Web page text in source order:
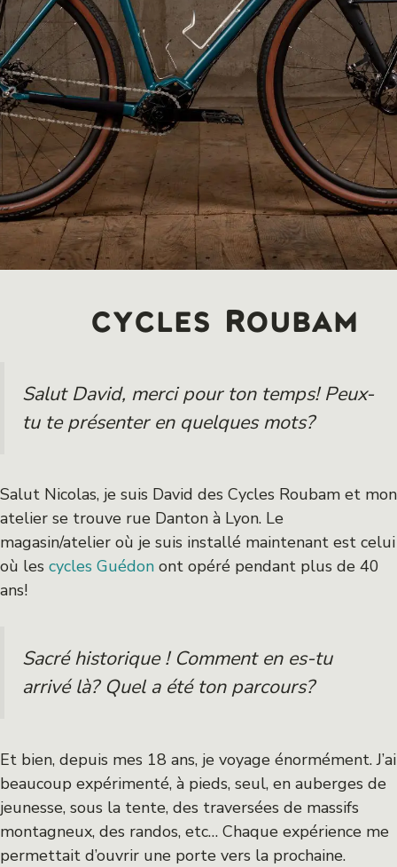
cycles Roubam
Salut David, merci pour ton temps! Peux-
tu te présenter en quelques mots?
Salut Nicolas, je suis David des Cycles Roubam et mon
atelier se trouve rue Danton à Lyon. Le
magasin/atelier où je suis installé maintenant est celui
où les cycles Guédon ont opéré pendant plus de 40
ans!
Sacré historique ! Comment en es-tu
arrivé là? Quel a été ton parcours?
Et bien, depuis mes 18 ans, je voyage énormément. J’ai
beaucoup expérimenté, à pieds, seul, en auberges de
jeunesse, sous la tente, des traversées de massifs
montagneux, des randos, etc… Chaque expérience me
permettait d’ouvrir une porte vers la prochaine.